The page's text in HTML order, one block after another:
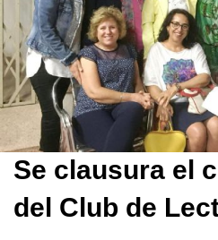
Se clausura el
del Club de